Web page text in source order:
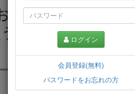
ログイン
会員登録(無料)
パスワードをお忘れの方